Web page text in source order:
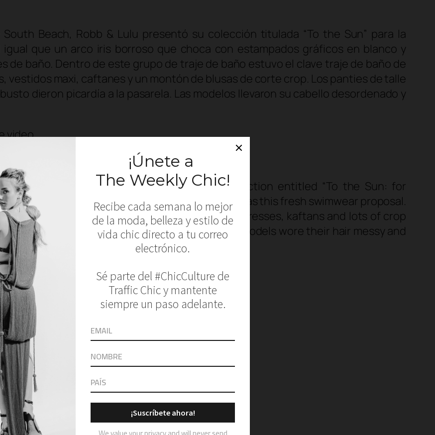
Beach, Robb & Lulu presentó su colección titulada “To the Sun” para la
que un arco iris borroso que choca con estampados gráficos en blanco y
de baño. Dentro de este grupo de traje de baño estuvo el clave traje de baño de
vestidos maxi, caftanes y un montón de blusas de cortecrop. Los panties de talle
dieron picardía a la pasarela. Las modelos llevaron su cabello desordenado y
video.
Beach Robb & Lulu presented their collection entitled “To the Sun: for
clashing with black and white graphic prints was this fresh swimwear proposal.
key one piece and the bikini; long pants, maxi dresses, kaftans and lots of crop
side-boob gave spice to the runway. The models wore their hair messy and